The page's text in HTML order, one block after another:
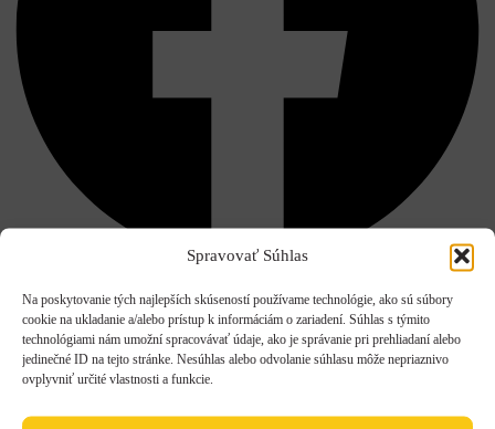
Spravovať Súhlas
Na poskytovanie tých najlepších skúseností používame technológie, ako sú súbory
cookie na ukladanie a/alebo prístup k informáciám o zariadení. Súhlas s týmito
technológiami nám umožní spracovávať údaje, ako je správanie pri prehliadaní alebo
jedinečné ID na tejto stránke. Nesúhlas alebo odvolanie súhlasu môže nepriaznivo
ovplyvniť určité vlastnosti a funkcie.